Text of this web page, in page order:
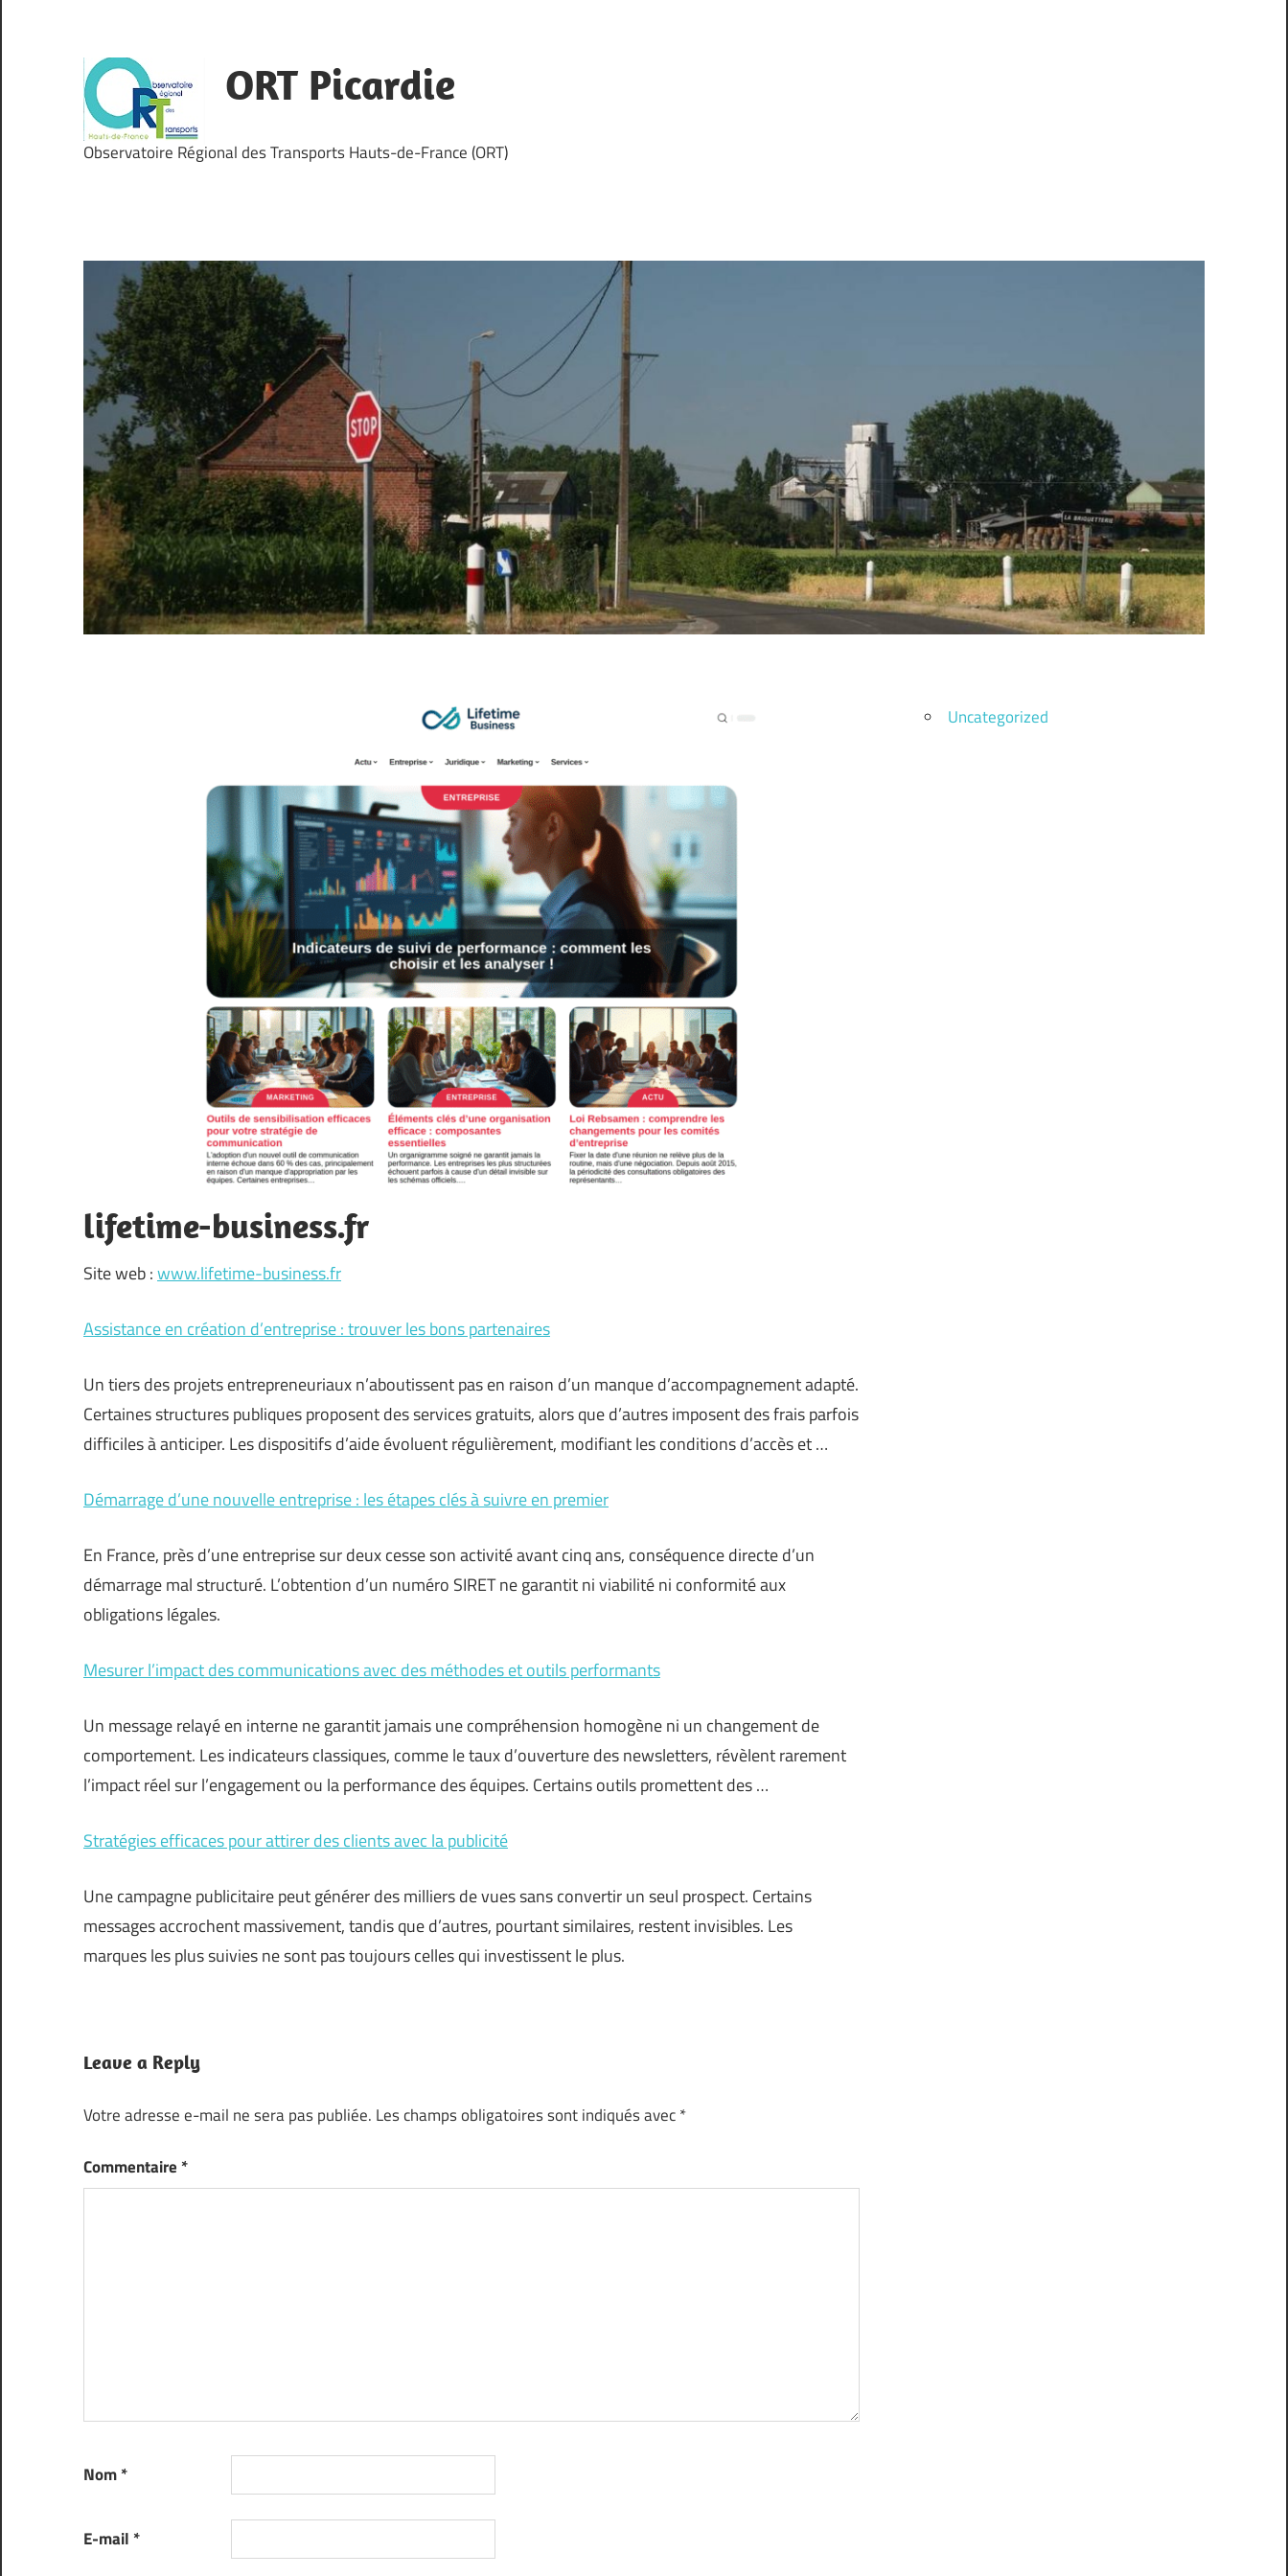
content
ORT Picardie
Observatoire Régional des Transports Hauts-de-France (ORT)
lifetime-business.fr
Site web :www.lifetime-business.fr
Assistance en création d’entreprise : trouver les bons partenaires
Un tiers des projets entrepreneuriaux n’aboutissent pas en raison d’un manque d’accompagnement adapté.
Certaines structures publiques proposent des services gratuits, alors que d’autres imposent des frais parfois
difficiles à anticiper. Les dispositifs d’aide évoluent régulièrement, modifiant les conditions d’accès et …
Démarrage d’une nouvelle entreprise : les étapes clés à suivre en premier
En France, près d’une entreprise sur deux cesse son activité avant cinq ans, conséquence directe d’un
démarrage mal structuré. L’obtention d’un numéro SIRET ne garantit ni viabilité ni conformité aux
obligations légales.
Mesurer l’impact des communications avec des méthodes et outils performants
Un message relayé en interne ne garantit jamais une compréhension homogène ni un changement de
comportement. Les indicateurs classiques, comme le taux d’ouverture des newsletters, révèlent rarement
l’impact réel sur l’engagement ou la performance des équipes. Certains outils promettent des …
Stratégies efficaces pour attirer des clients avec la publicité
Une campagne publicitaire peut générer des milliers de vues sans convertir un seul prospect. Certains
messages accrochent massivement, tandis que d’autres, pourtant similaires, restent invisibles. Les
marques les plus suivies ne sont pas toujours celles qui investissent le plus.
Leave a Reply
Votre adresse e-mail ne sera pas publiée. Les champs obligatoires sont indiqués avec*
Commentaire *
Nom*
E-mail *
Uncategorized